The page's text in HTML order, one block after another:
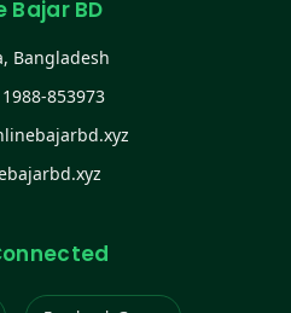
Bajar BD
Bangladesh
853973